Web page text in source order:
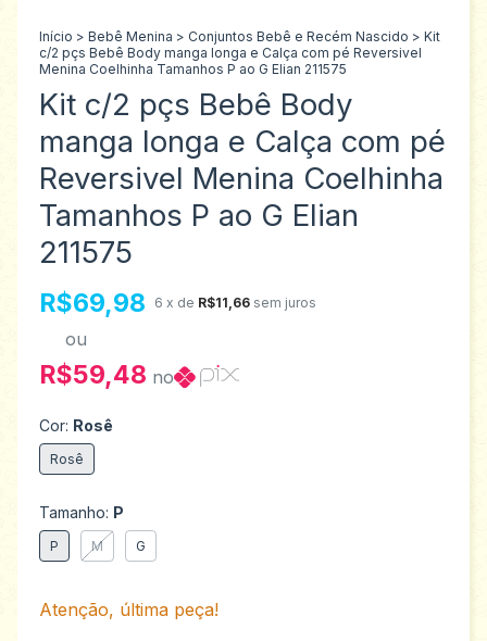
Início > Bebê Menina > Conjuntos Bebê e Recém Nascido > Kit
c/2 pçs Bebê Body manga longa e Calça com pé Reversivel
Menina Coelhinha Tamanhos P ao G Elian 211575
Kit c/2 pçs Bebê Body
manga longa e Calça com pé
Reversivel Menina Coelhinha
Tamanhos P ao G Elian
211575
R$69,98 6 x de R$11,66 sem juros
ou
R$59,48 no
Cor: Rosê
Rosê
Tamanho: P
P M G
Atenção, última peça!